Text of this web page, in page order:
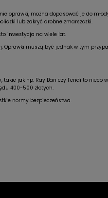
oprawki, można dopasować je do
lub zakryć drobne zmarszczki.
inwestycja na wiele lat.
Oprawki muszą być jednak w tym
jak np. Ray Ban czy Fendi to nieco
400-500 złotych.
normy bezpieczeństwa.